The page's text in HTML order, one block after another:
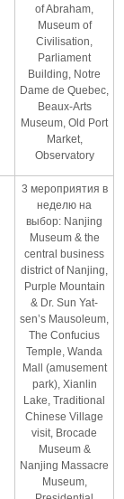
of Abraham,
Museum of
Civilisation,
Parliament
Building, Notre
Dame de Quebec,
Beaux-Arts
Museum, Old Port
Market,
Observatory
3 мероприятия в
неделю на
выбор: Nanjing
Museum & the
central business
district of Nanjing,
Purple Mountain
& Dr. Sun Yat-
sen’s Mausoleum,
The Confucius
Temple, Wanda
Mall (amusement
park), Xianlin
Lake, Traditional
Chinese Village
visit, Brocade
Museum &
Nanjing Massacre
Museum,